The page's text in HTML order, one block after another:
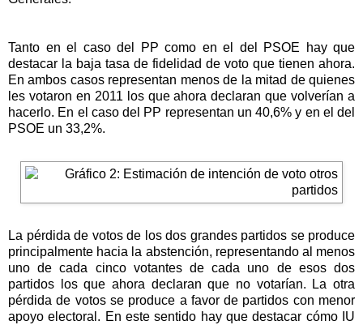
Tanto en el caso del PP como en el del PSOE hay que
destacar la baja tasa de fidelidad de voto que tienen ahora.
En ambos casos representan menos de la mitad de quienes
les votaron en 2011 los que ahora declaran que volverían a
hacerlo. En el caso del PP representan un 40,6% y en el del
PSOE un 33,2%.
La pérdida de votos de los dos grandes partidos se produce
principalmente hacia la abstención, representando al menos
uno de cada cinco votantes de cada uno de esos dos
partidos los que ahora declaran que no votarían. La otra
pérdida de votos se produce a favor de partidos con menor
apoyo electoral. En este sentido hay que destacar cómo IU